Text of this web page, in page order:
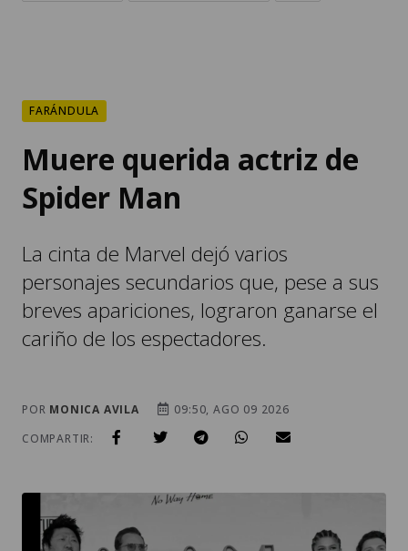
FARÁNDULA
Muere querida actriz de
Spider Man
La cinta de Marvel dejó varios
personajes secundarios que, pese a sus
breves apariciones, lograron ganarse el
cariño de los espectadores.
POR MONICA AVILA
09:50, AGO 09 2026
COMPARTIR: